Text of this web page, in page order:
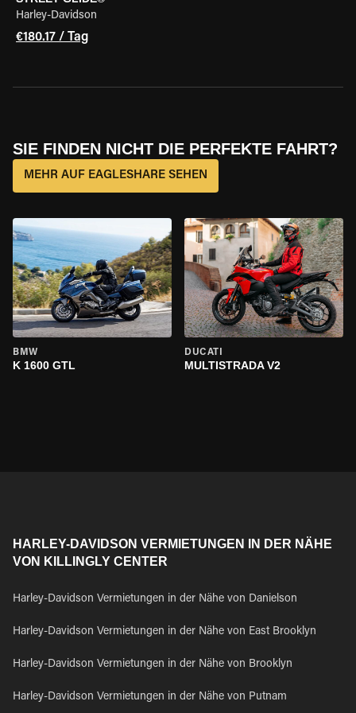
Harley-Davidson
€180.17 / Tag
SIE FINDEN NICHT DIE PERFEKTE FAHRT?
MEHR AUF EAGLESHARE SEHEN
BMW
K 1600 GTL
DUCATI
MULTISTRADA V2
HARLEY-DAVIDSON VERMIETUNGEN IN DER NÄHE
VON KILLINGLY CENTER
Harley-Davidson Vermietungen in der Nähe von Danielson
Harley-Davidson Vermietungen in der Nähe von East Brooklyn
Harley-Davidson Vermietungen in der Nähe von Brooklyn
Harley-Davidson Vermietungen in der Nähe von Putnam